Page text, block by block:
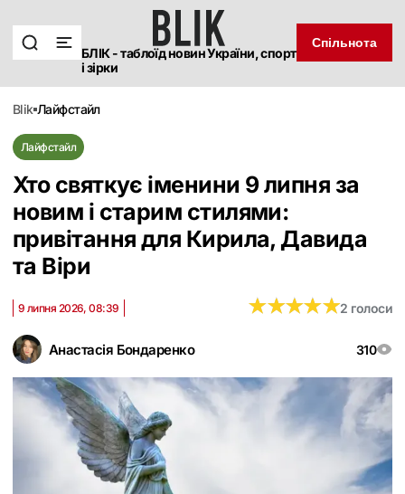
БЛІК - таблоїд новин України, спорт
і зірки
Спільнота
blik лайфстайл
Лайфстайл
Хто святкує іменини 9 липня за
новим і старим стилями:
привітання для Кирила, Давида
та Віри
Анастасія Бондаренко 310
9 липня 2026, 08:39 ★★★★★
★★★★★2 голоси